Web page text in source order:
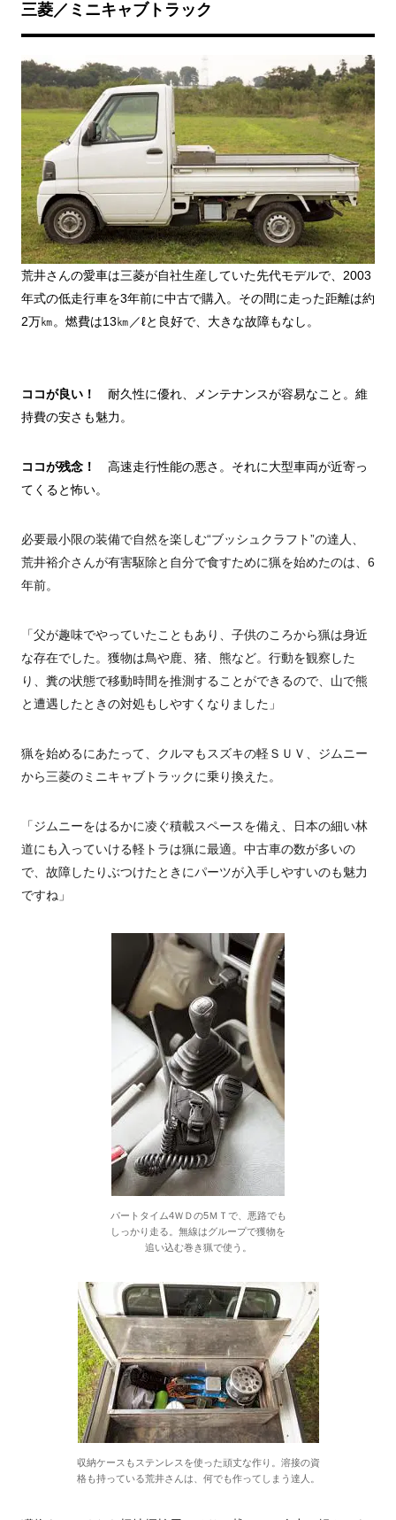
三菱／ミニキャブトラック
荒井さんの愛車は三菱が自社生産していた先代モデルで、2003
年式の低走行車を3年前に中古で購入。その間に走った距離は約
2万㎞。 燃費は13㎞／ℓと良好で、大きな故障もなし。
ココが良い！
耐久性に優れ、メンテナンスが容易なこと。維
持費の安さも魅力。
ココが残念！ 高速走行性能の悪さ。それに大型車両が近寄っ
てくると怖い。
必要最小限の装備で自然を楽しむ“ブッシュクラフト”の達人、
荒井裕介さんが有害駆除と自分で食すために猟を始めたのは、6
年前。
「父が趣味でやっていたこともあり、子供のころから猟は身近
な存在でした。獲物は鳥や鹿、猪、熊など。行動を観察した
り、糞の状態で移動時間を推測することができるので、山で熊
と遭遇したときの対処もしやすくなりました」
猟を始めるにあたって、クルマもスズキの軽ＳＵＶ、ジムニー
から三菱のミニキャブトラックに乗り換えた。
「ジムニーをはるかに凌ぐ積載スペースを備え、日本の細い林
道にも入っていける軽トラは猟に最適。中古車の数が多いの
で、故障したりぶつけたときにパーツが入手しやすいのも魅力
ですね」
パートタイム4ＷＤの5ＭＴで、悪路でも
しっかり走る。無線はグループで獲物を
追い込む巻き猟で使う。
収納ケースもステンレスを使った頑丈な作り。溶接の資
格も持っている荒井さんは、何でも作ってしまう達人。